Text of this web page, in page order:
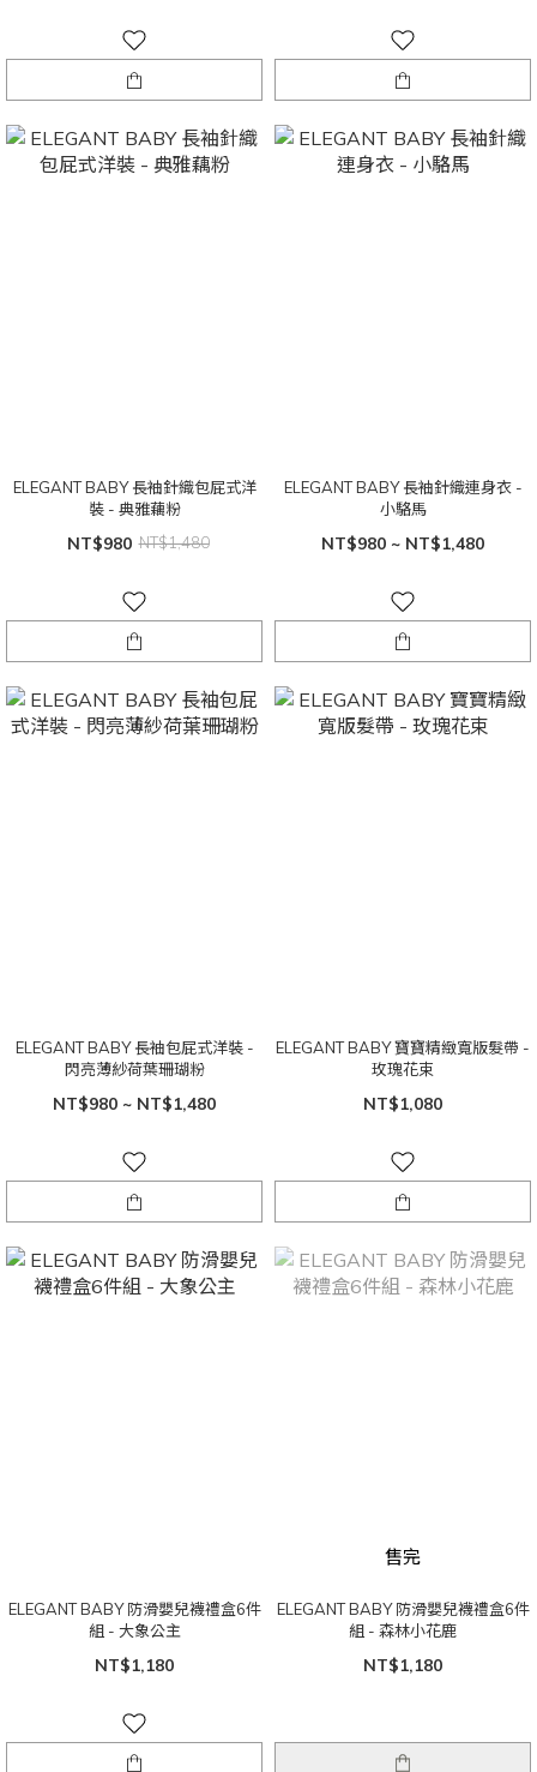
ELEGANT BABY 長袖針織包屁式洋
裝 - 典雅藕粉
NT$980 NT$1,480
ELEGANT BABY 長袖針織連身衣 -
小駱馬
NT$980 ~ NT$1,480
ELEGANT BABY 長袖包屁式洋裝 -
閃亮薄紗荷葉珊瑚粉
NT$980 ~ NT$1,480
ELEGANT BABY 寶寶精緻寬版髮帶 -
玫瑰花束
NT$1,080
ELEGANT BABY 防滑嬰兒襪禮盒6件
組 - 大象公主
NT$1,180
售完
ELEGANT BABY 防滑嬰兒襪禮盒6件
組 - 森林小花鹿
NT$1,180